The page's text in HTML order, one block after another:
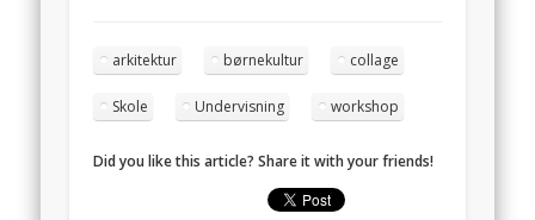
arkitektur børnekultur collage
Skole Undervisning workshop
Did you like this article? Share it with your friends!